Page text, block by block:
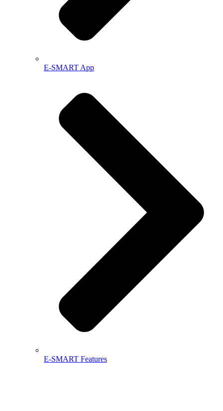
E-SMART App
E-SMART Features